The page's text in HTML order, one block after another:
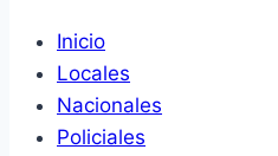
Inicio
Locales
Nacionales
Policiales